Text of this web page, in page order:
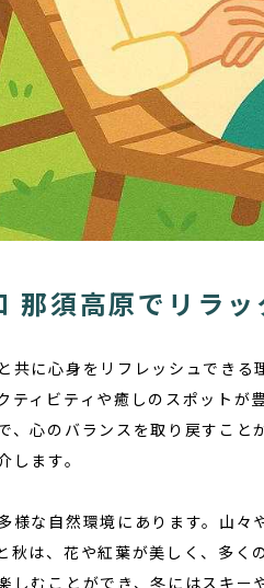
那須高原でリラ
共に心身をリフレッシュでき
ティビティや癒しのスポット
、心のバランスを取り戻すこ
します。
様な自然環境にあります。山
秋は、花や紅葉が美しく、多
しむことができ、冬にはスキー